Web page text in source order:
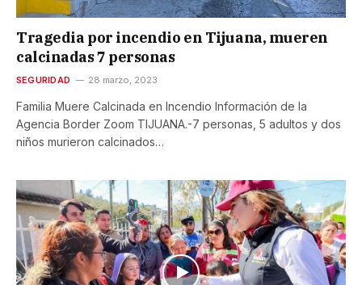
Tragedia por incendio en Tijuana, mueren
calcinadas 7 personas
SEGURIDAD 28 marzo, 2023
Familia Muere Calcinada en Incendio Información de la
Agencia Border Zoom TIJUANA.-7 personas, 5 adultos y dos
niños murieron calcinados…